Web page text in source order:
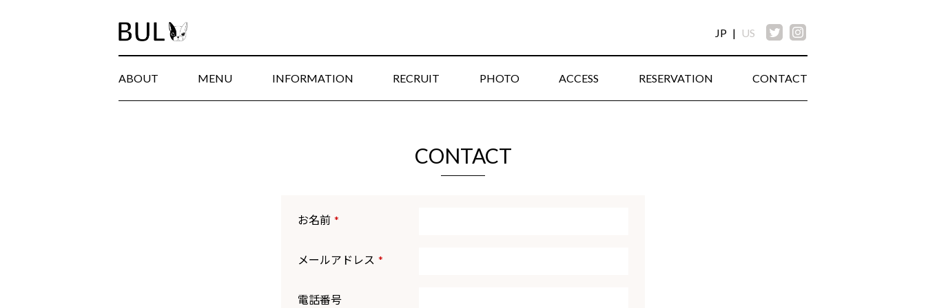
JP US
ABOUT MENU INFORMATION RECRUIT PHOTO ACCESS RESERVATION CONTACT
CONTACT
お名前 *
メールアドレス *
電話番号